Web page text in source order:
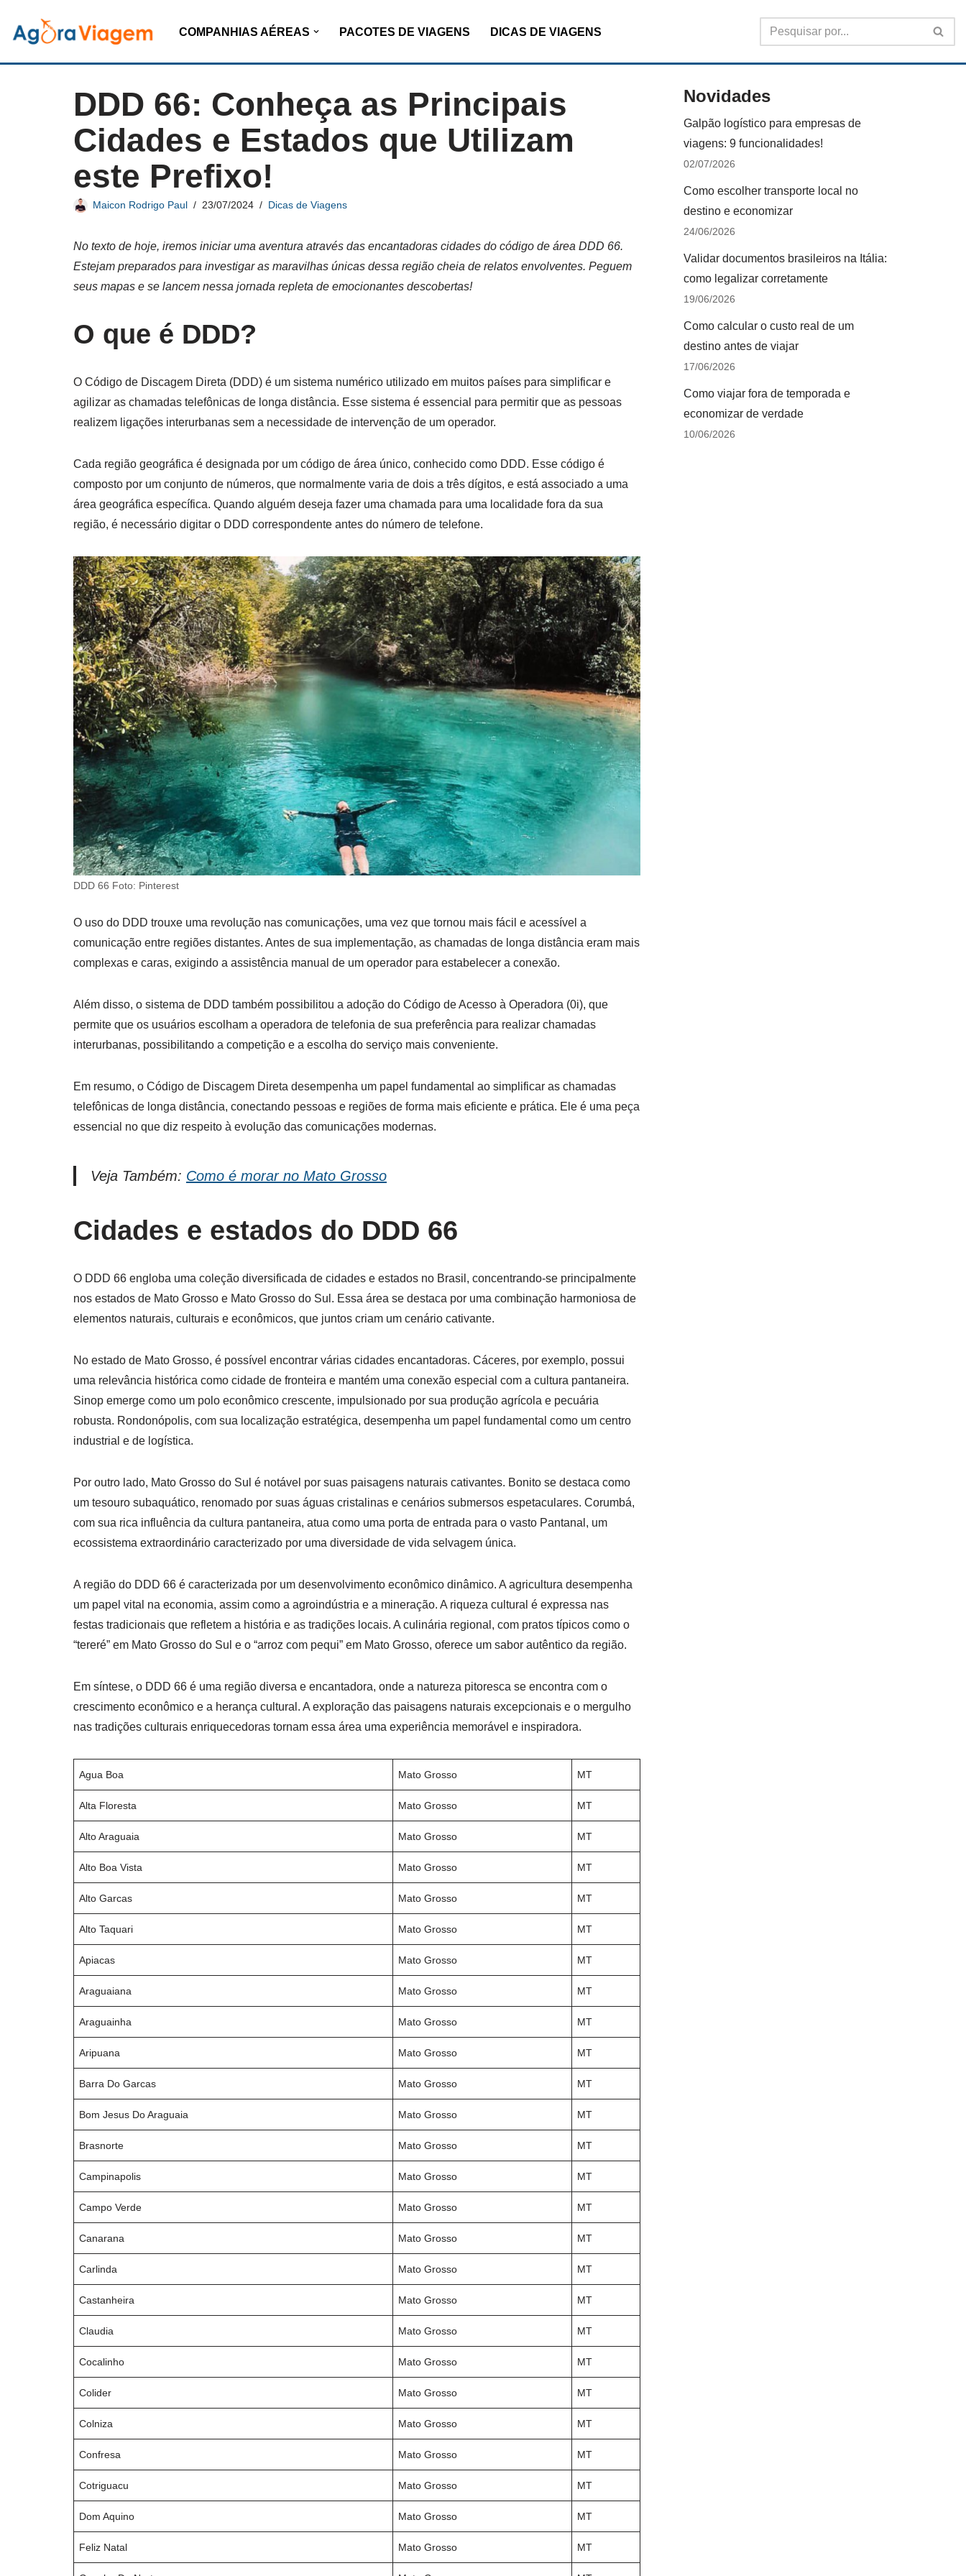
Pular
para
COMPANHIAS AÉREAS PACOTES DE VIAGENS DICAS DE VIAGENS
DDD 66: Conheça as Principais
Cidades e Estados que Utilizam
este Prefixo!
Maicon Rodrigo Paul 23/07/2024 Dicas de Viagens
No texto de hoje, iremos iniciar uma aventura através das encantadoras cidades do código de área DDD 66.
Estejam preparados para investigar as maravilhas únicas dessa região cheia de relatos envolventes. Peguem
seus mapas e se lancem nessa jornada repleta de emocionantes descobertas!
O que é DDD?
O Código de Discagem Direta (DDD) é um sistema numérico utilizado em muitos países para simplificar e
agilizar as chamadas telefônicas de longa distância. Esse sistema é essencial para permitir que as pessoas
realizem ligações interurbanas sem a necessidade de intervenção de um operador.
Cada região geográfica é designada por um código de área único, conhecido como DDD. Esse código é
composto por um conjunto de números, que normalmente varia de dois a três dígitos, e está associado a uma
área geográfica específica. Quando alguém deseja fazer uma chamada para uma localidade fora da sua
região, é necessário digitar o DDD correspondente antes do número de telefone.
DDD 66 Foto: Pinterest
O uso do DDD trouxe uma revolução nas comunicações, uma vez que tornou mais fácil e acessível a
comunicação entre regiões distantes. Antes de sua implementação, as chamadas de longa distância eram mais
complexas e caras, exigindo a assistência manual de um operador para estabelecer a conexão.
Além disso, o sistema de DDD também possibilitou a adoção do Código de Acesso à Operadora (0i), que
permite que os usuários escolham a operadora de telefonia de sua preferência para realizar chamadas
interurbanas, possibilitando a competição e a escolha do serviço mais conveniente.
Em resumo, o Código de Discagem Direta desempenha um papel fundamental ao simplificar as chamadas
telefônicas de longa distância, conectando pessoas e regiões de forma mais eficiente e prática. Ele é uma peça
essencial no que diz respeito à evolução das comunicações modernas.
Veja Também: Como é morar no Mato Grosso
Cidades e estados do DDD 66
O DDD 66 engloba uma coleção diversificada de cidades e estados no Brasil, concentrando-se principalmente
nos estados de Mato Grosso e Mato Grosso do Sul. Essa área se destaca por uma combinação harmoniosa de
elementos naturais, culturais e econômicos, que juntos criam um cenário cativante.
No estado de Mato Grosso, é possível encontrar várias cidades encantadoras. Cáceres, por exemplo, possui
uma relevância histórica como cidade de fronteira e mantém uma conexão especial com a cultura pantaneira.
Sinop emerge como um polo econômico crescente, impulsionado por sua produção agrícola e pecuária
robusta. Rondonópolis, com sua localização estratégica, desempenha um papel fundamental como um centro
industrial e de logística.
Por outro lado, Mato Grosso do Sul é notável por suas paisagens naturais cativantes. Bonito se destaca como
um tesouro subaquático, renomado por suas águas cristalinas e cenários submersos espetaculares. Corumbá,
com sua rica influência da cultura pantaneira, atua como uma porta de entrada para o vasto Pantanal, um
ecossistema extraordinário caracterizado por uma diversidade de vida selvagem única.
A região do DDD 66 é caracterizada por um desenvolvimento econômico dinâmico. A agricultura desempenha
um papel vital na economia, assim como a agroindústria e a mineração. A riqueza cultural é expressa nas
festas tradicionais que refletem a história e as tradições locais. A culinária regional, com pratos típicos como o
“tereré” em Mato Grosso do Sul e o “arroz com pequi” em Mato Grosso, oferece um sabor autêntico da região.
Em síntese, o DDD 66 é uma região diversa e encantadora, onde a natureza pitoresca se encontra com o
crescimento econômico e a herança cultural. A exploração das paisagens naturais excepcionais e o mergulho
nas tradições culturais enriquecedoras tornam essa área uma experiência memorável e inspiradora.
Agua Boa Mato Grosso MT
Alta Floresta Mato Grosso MT
Alto Araguaia Mato Grosso MT
Alto Boa Vista Mato Grosso MT
Alto Garcas Mato Grosso MT
Alto Taquari Mato Grosso MT
Apiacas Mato Grosso MT
Araguaiana Mato Grosso MT
Araguainha Mato Grosso MT
Aripuana Mato Grosso MT
Barra Do Garcas Mato Grosso MT
Bom Jesus Do Araguaia Mato Grosso MT
Brasnorte Mato Grosso MT
Campinapolis Mato Grosso MT
Campo Verde Mato Grosso MT
Canarana Mato Grosso MT
Carlinda Mato Grosso MT
Castanheira Mato Grosso MT
Claudia Mato Grosso MT
Cocalinho Mato Grosso MT
Colider Mato Grosso MT
Colniza Mato Grosso MT
Confresa Mato Grosso MT
Cotriguacu Mato Grosso MT
Dom Aquino Mato Grosso MT
Feliz Natal Mato Grosso MT
Novidades
Galpão logístico para empresas de
viagens: 9 funcionalidades!
02/07/2026
Como escolher transporte local no
destino e economizar
24/06/2026
Validar documentos brasileiros na Itália:
como legalizar corretamente
19/06/2026
Como calcular o custo real de um
destino antes de viajar
17/06/2026
Como viajar fora de temporada e
economizar de verdade
10/06/2026